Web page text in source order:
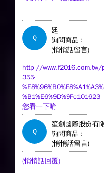
Q
廷
詢問商品 :
(悄悄話留言)
http://www.f2016.com.tw/
355-
%B1%E6%9D%9Fc101623
您看一下唷
Q
笙創國際股份有
詢問商品 :
(悄悄話留言)
(悄悄話回覆)